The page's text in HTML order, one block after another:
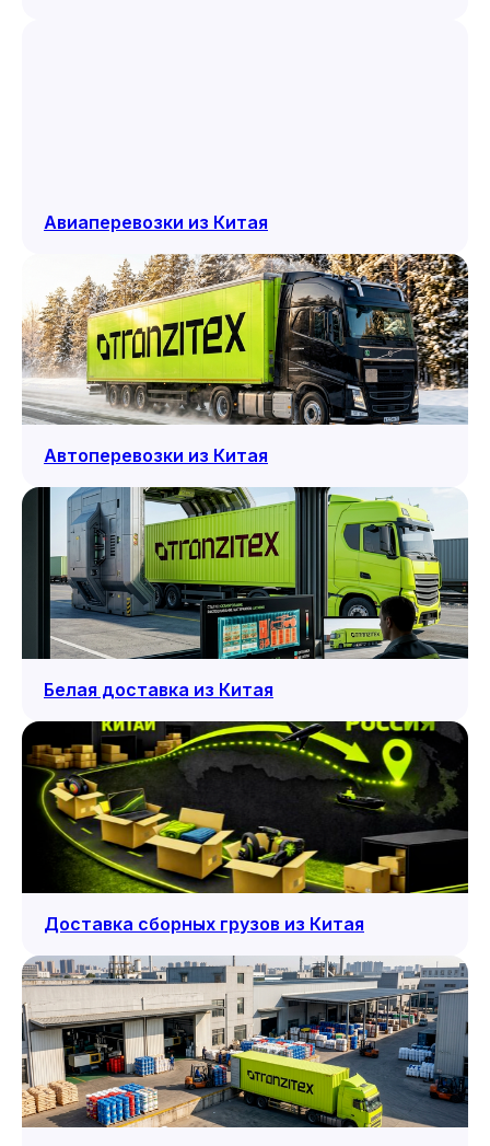
Авиаперевозки из Китая
Автоперевозки из Китая
Белая доставка из Китая
Доставка сборных грузов из Китая